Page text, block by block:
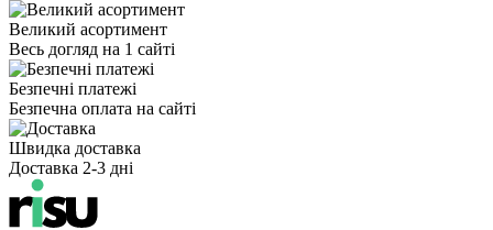
Великий асортимент
Весь догляд на 1 сайті
Безпечні платежі
Безпечна оплата на сайті
Швидка доставка
Доставка 2-3 дні